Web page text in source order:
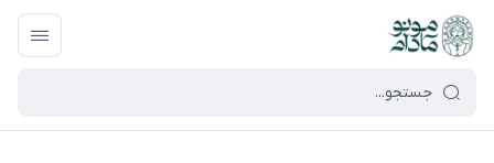
google-site-verification=UkFKasNatN7FPdBOwdojHjkgfDasi-
9oGygsJEdAZik